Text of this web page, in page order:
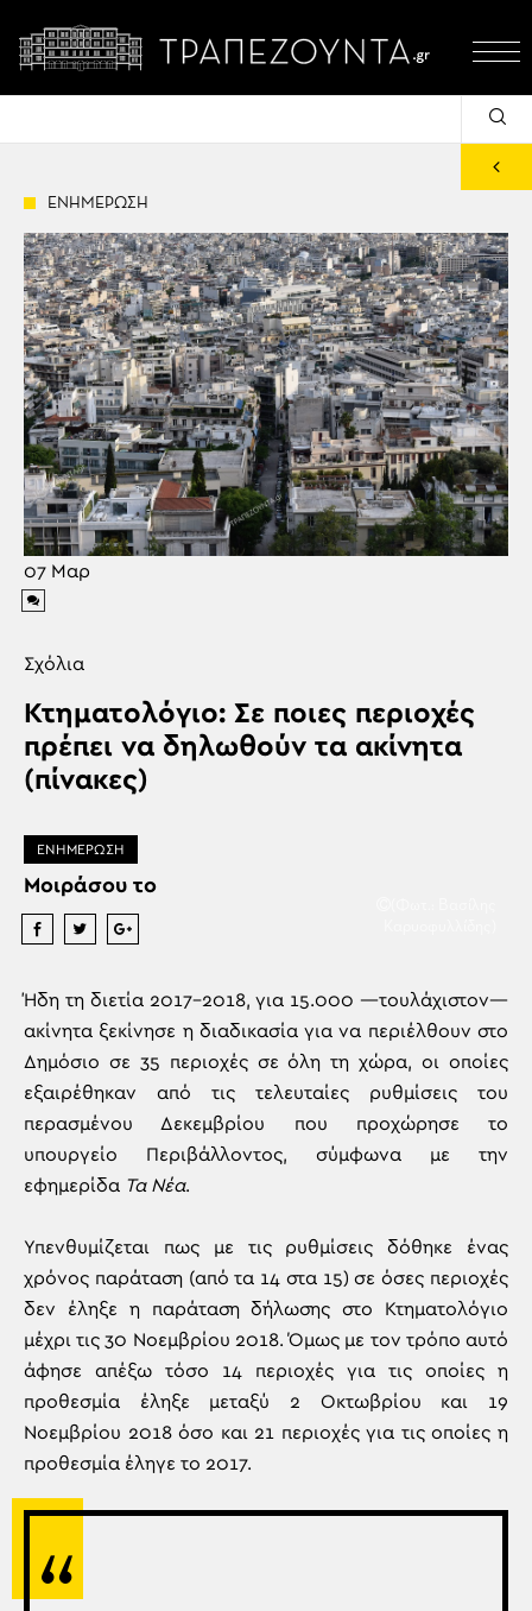
ΕΝΗΜΕΡΩΣΗ
07 Μαρ
Σχόλια
Κτηματολόγιο: Σε ποιες περιοχές
πρέπει να δηλωθούν τα ακίνητα
(πίνακες)
ΕΝΗΜΕΡΩΣΗ
Μοιράσου το
Ήδη τη διετία 2017-2018, για 15.000 —τουλάχιστον—
ακίνητα ξεκίνησε η διαδικασία για να περιέλθουν στο
Δημόσιο σε 35 περιοχές σε όλη τη χώρα, οι οποίες
εξαιρέθηκαν από τις τελευταίες ρυθμίσεις του
περασμένου Δεκεμβρίου που προχώρησε το
υπουργείο Περιβάλλοντος, σύμφωνα με την
εφημερίδα Τα Νέα.
Υπενθυμίζεται πως με τις ρυθμίσεις δόθηκε ένας
χρόνος παράταση (από τα 14 στα 15) σε όσες περιοχές
δεν έληξε η παράταση δήλωσης στο Κτηματολόγιο
μέχρι τις 30 Νοεμβρίου 2018. Όμως με τον τρόπο αυτό
άφησε απέξω τόσο 14 περιοχές για τις οποίες η
προθεσμία έληξε μεταξύ 2 Οκτωβρίου και 19
Νοεμβρίου 2018 όσο και 21 περιοχές για τις οποίες η
προθεσμία έληγε το 2017.